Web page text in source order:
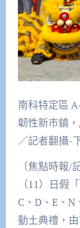
南科特定區
韌性新市鎮
／記者翻攝-
〔焦點時報
（11）日假
C、D、E、
動土典禮，